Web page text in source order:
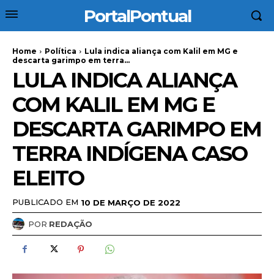
PortalPontual
Home Política
Lula indica aliança com Kalil em MG e
descarta garimpo em terra...
LULA INDICA ALIANÇA
COM KALIL EM MG E
DESCARTA GARIMPO EM
TERRA INDÍGENA CASO
ELEITO
PUBLICADO EM 10 DE MARÇO DE 2022
POR REDAÇÃO